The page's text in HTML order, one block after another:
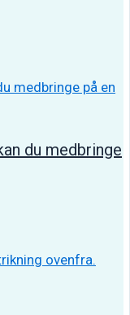
du medbringe